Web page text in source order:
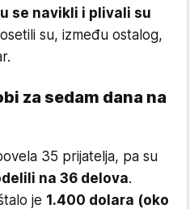
se navikli i plivali su
su, između ostalog,
za sedam dana na
35 prijatelja, pa su
na 36 delova.
je 1.400 dolara (oko